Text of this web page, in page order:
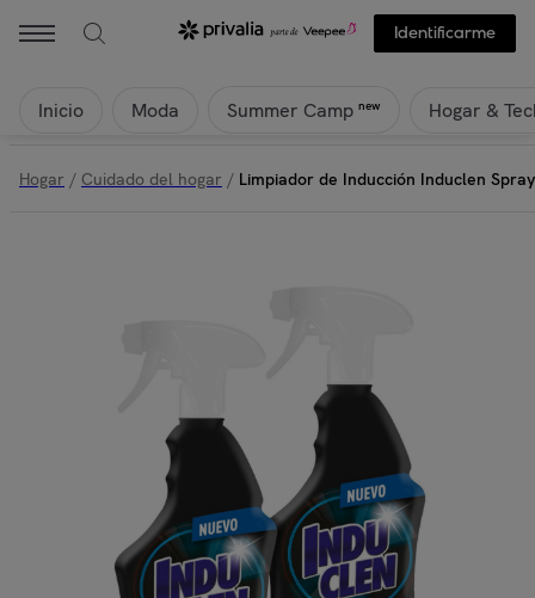
Identificarme
Inicio Moda Summer Camp new Hogar &
Hogar / Cuidado del hogar / Limpiador de Inducción Induclen